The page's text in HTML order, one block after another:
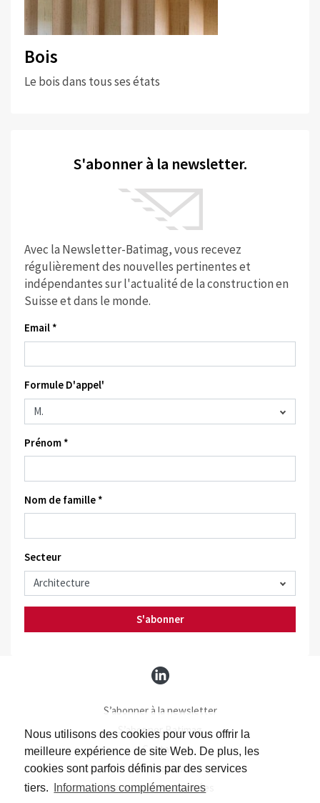
Nous utilisons des cookies pour vous offrir la
meilleure expérience de site Web. De plus, les
cookies sont parfois définis par des services
tiers.
Informations complémentaires
Bois
Le bois dans tous ses états
S'abonner à la newsletter.
Avec la Newsletter-Batimag, vous recevez
régulièrement des nouvelles pertinentes et
indépendantes sur l'actualité de la construction en
Suisse et dans le monde.
Email *
Formule D'appel'
Prénom *
Nom de famille *
Secteur
S'abonner
S’abonner à la newsletter
S’abonner Batimag
Contact
Impressum
Protection des données